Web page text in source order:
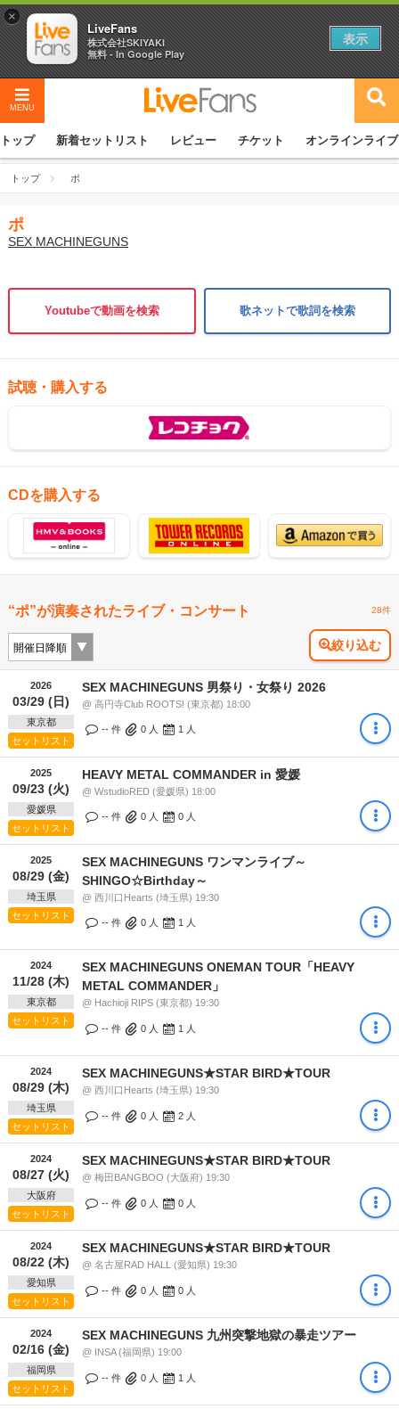
MENU
トップ 新着セットリスト レビュー チケット オンラインライブ
トップ ポ
ポ
SEX MACHINEGUNS
Youtubeで動画を検索 歌ネットで歌詞を検索
試聴・購入する
CDを購入する
“ポ”が演奏されたライブ・コンサート 28件
絞り込む
2026
03/29 (日)
東京都
セットリスト
SEX MACHINEGUNS 男祭り・女祭り 2026
@ 高円寺Club ROOTS! (東京都) 18:00
-- 件 0 人 1 人
2025
09/23 (火)
愛媛県
セットリスト
HEAVY METAL COMMANDER in 愛媛
@ WstudioRED (愛媛県) 18:00
-- 件 0 人 0 人
2025
08/29 (金)
埼玉県
セットリスト
SEX MACHINEGUNS ワンマンライブ～
SHINGO☆Birthday～
@ 西川口Hearts (埼玉県) 19:30
-- 件 0 人 1 人
2024
11/28 (木)
東京都
セットリスト
SEX MACHINEGUNS ONEMAN TOUR「HEAVY
METAL COMMANDER」
@ Hachioji RIPS (東京都) 19:30
-- 件 0 人 1 人
2024
08/29 (木)
埼玉県
セットリスト
SEX MACHINEGUNS★STAR BIRD★TOUR
@ 西川口Hearts (埼玉県) 19:30
-- 件 0 人 2 人
2024
08/27 (火)
大阪府
セットリスト
SEX MACHINEGUNS★STAR BIRD★TOUR
@ 梅田BANGBOO (大阪府) 19:30
-- 件 0 人 0 人
2024
08/22 (木)
愛知県
セットリスト
SEX MACHINEGUNS★STAR BIRD★TOUR
@ 名古屋RAD HALL (愛知県) 19:30
-- 件 0 人 0 人
2024
02/16 (金)
福岡県
セットリスト
SEX MACHINEGUNS 九州突撃地獄の暴走ツアー
@ INSA (福岡県) 19:00
-- 件 0 人 1 人
×
LiveFans
株式会社SKIYAKI
無料 - In Google Play
表示